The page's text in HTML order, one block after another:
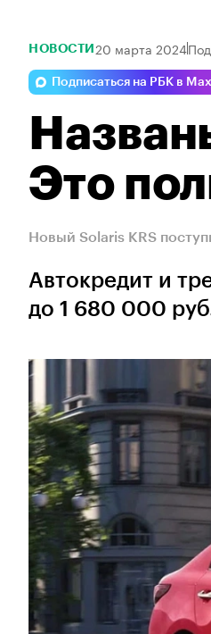
НОВОСТИ 20 марта 2024
Подписаться на РБК в Max
Это
Новый Solaris KRS
Автокредит и
до 1 680 000